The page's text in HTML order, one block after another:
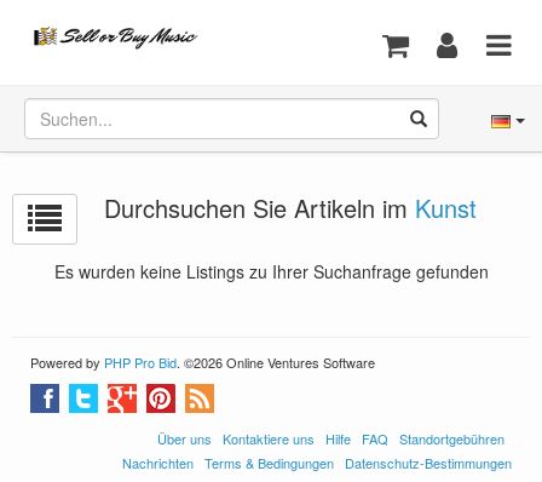
Durchsuchen Sie Artikeln im Kunst
Es wurden keine Listings zu Ihrer Suchanfrage gefunden
Powered by PHP Pro Bid. ©2026 Online Ventures Software
Über uns Kontaktiere uns Hilfe FAQ
Standortgebühren
Nachrichten Terms & Bedingungen Datenschutz-Bestimmungen